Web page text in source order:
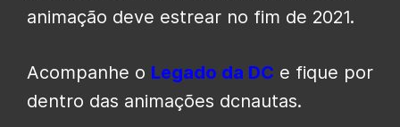
animação deve estrear no fim de 2021.
Acompanhe o Legado da DC e fique por
dentro das animações dcnautas.